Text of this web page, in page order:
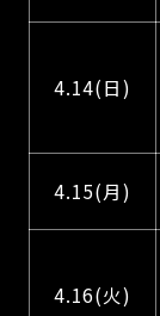
4.14(日)
4.15(月)
4.16(火)